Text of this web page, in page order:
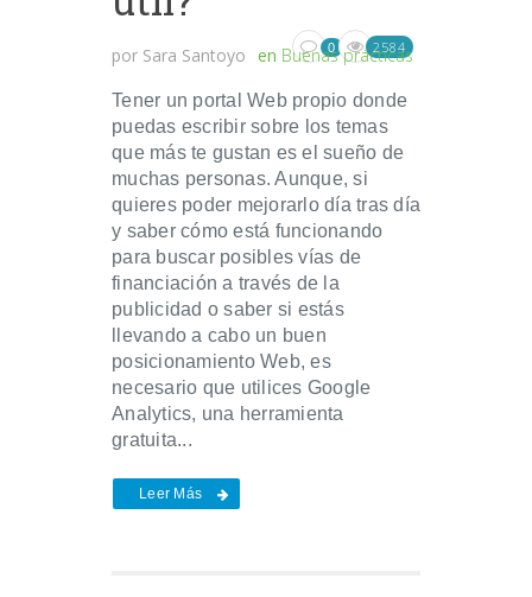
por Sara Santoyo en Buenas prácticas
0 2584
Tener un portal Web propio donde
puedas escribir sobre los temas
que más te gustan es el sueño de
muchas personas. Aunque, si
quieres poder mejorarlo día tras día
y saber cómo está funcionando
para buscar posibles vías de
financiación a través de la
publicidad o saber si estás
llevando a cabo un buen
posicionamiento Web, es
necesario que utilices Google
Analytics, una herramienta
gratuita...
Leer Más